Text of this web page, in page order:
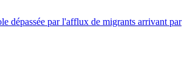
dépassée par l'afflux de migrants arrivant par